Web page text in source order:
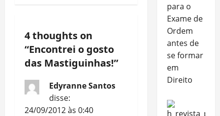
v
i
g
a
4 thoughts on
“Encontrei o gosto
das Mastiguinhas!”
Edyranne Santos
disse:
24/09/2012 às 0:40
para o
Exame de
Ordem
antes de
se formar
em
Direito